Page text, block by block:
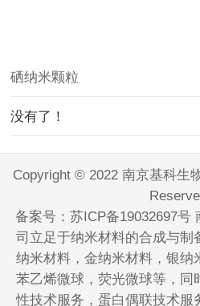
硒纳米颗粒
没有了！
Copyright © 2022 南京基科生
备案号： 苏ICP备19032697号
司立足于纳米材料的合成与制
纳米材料，金纳米材料，银纳
苯乙烯微球，荧光微球等，同
性技术服务，蛋白偶联技术服